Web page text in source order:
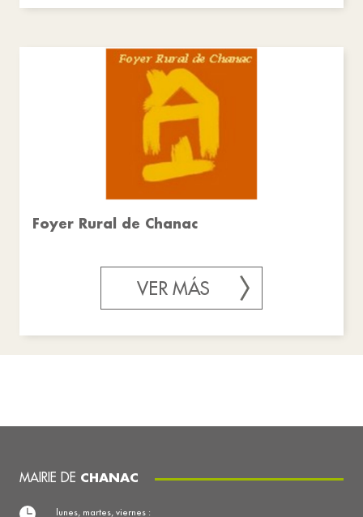
Foyer Rural de Chanac
VER MÁS
MAIRIE DE CHANAC
lunes, martes, viernes :